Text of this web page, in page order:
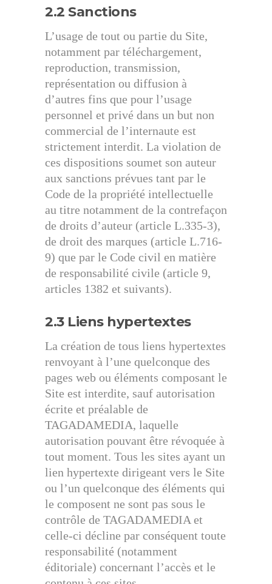
2.2 Sanctions
L’usage de tout ou partie du Site,
notamment par téléchargement,
reproduction, transmission,
représentation ou diffusion à
d’autres fins que pour l’usage
personnel et privé dans un but non
commercial de l’internaute est
strictement interdit. La violation de
ces dispositions soumet son auteur
aux sanctions prévues tant par le
Code de la propriété intellectuelle
au titre notamment de la contrefaçon
de droits d’auteur (article L.335-3),
de droit des marques (article L.716-
9) que par le Code civil en matière
de responsabilité civile (article 9,
articles 1382 et suivants).
2.3 Liens hypertextes
La création de tous liens hypertextes
renvoyant à l’une quelconque des
pages web ou éléments composant le
Site est interdite, sauf autorisation
écrite et préalable de
TAGADAMEDIA, laquelle
autorisation pouvant être révoquée à
tout moment. Tous les sites ayant un
lien hypertexte dirigeant vers le Site
ou l’un quelconque des éléments qui
le composent ne sont pas sous le
contrôle de TAGADAMEDIA et
celle-ci décline par conséquent toute
responsabilité (notamment
éditoriale) concernant l’accès et le